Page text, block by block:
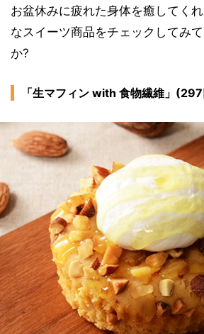
お盆休みに疲れた身体を癒してく
なスイーツ商品をチェックしてみ
か?
「生マフィン with 食物繊維」